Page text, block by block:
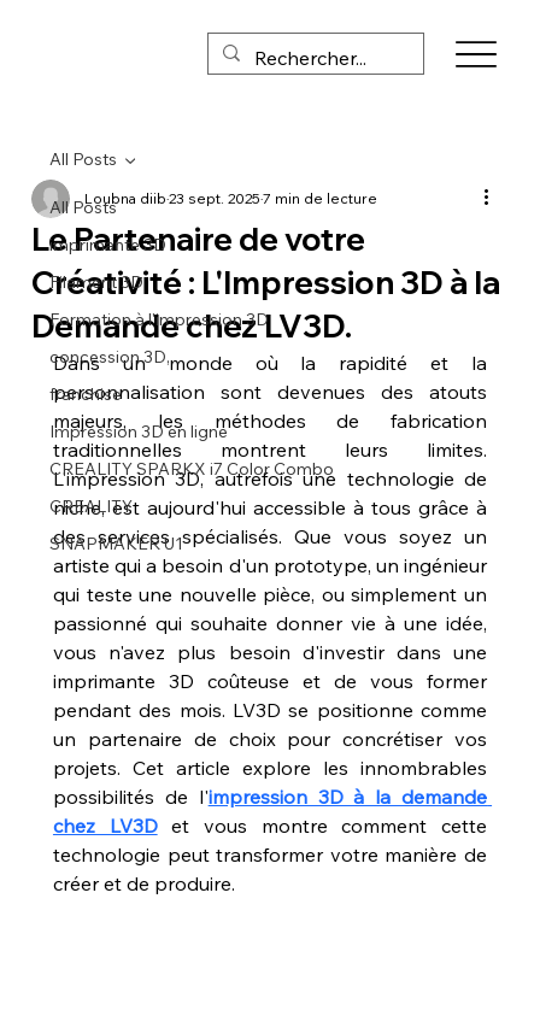
All Posts
imprimante 3D
Filament 3D
Formation à l'impression 3D
concession 3D,
franchise
Impression 3D en ligne
CREALITY SPARKX i7 Color Combo
CREALITY
SNAPMAKER U1
All Posts
Le Partenaire de votre
Créativité : L'Impression 3D à la
Demande chez LV3D.
Loubna diib23 sept. 20257 min de lecture
Dans un monde où la rapidité et la
personnalisation sont devenues des atouts
majeurs, les méthodes de fabrication
traditionnelles montrent leurs limites.
L'impression 3D, autrefois une technologie de
niche, est aujourd'hui accessible à tous grâce à
des services spécialisés. Que vous soyez un
artiste qui a besoin d'un prototype, un ingénieur
qui teste une nouvelle pièce, ou simplement un
passionné qui souhaite donner vie à une idée,
vous n'avez plus besoin d'investir dans une
imprimante 3D coûteuse et de vous former
pendant des mois. LV3D se positionne comme
un partenaire de choix pour concrétiser vos
projets. Cet article explore les innombrables
possibilités de l'impression 3D à la demande
chez LV3D et vous montre comment cette
technologie peut transformer votre manière de
créer et de produire.